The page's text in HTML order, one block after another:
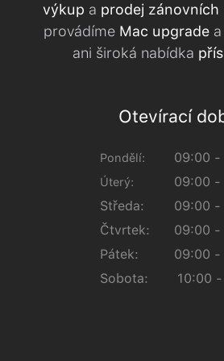
výkup a prodej zánovních
provádíme Mac upgrade
ani široká nabídka
Otevírací
Pondělí:
Úterý:
Středa:
Čtvrtek:
Pátek:
Sobota:
09:00 -
09:00 -
09:00 -
09:00 -
09:00 -
10:00